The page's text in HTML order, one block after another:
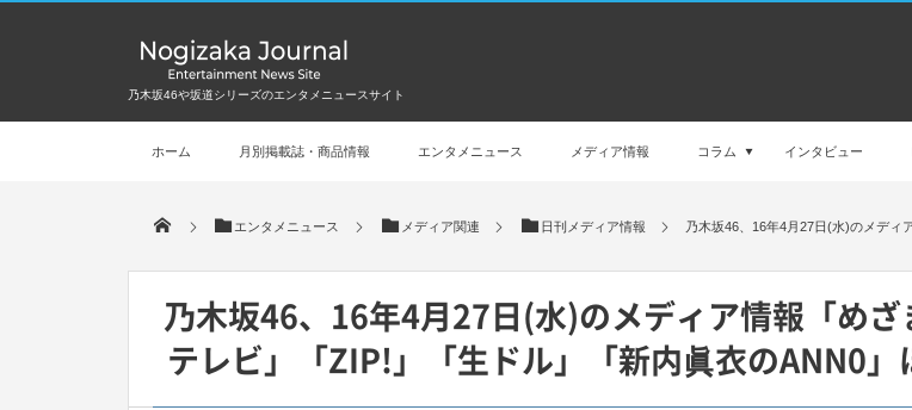
乃木坂46や坂道シリーズのエンタメニュースサイト
ホーム 月別掲載誌・商品情報 エンタメニュース メディア情報 コラム インタビュー
エンタメニュース メディア関連 日刊メディア情報 乃木坂46、16年4月27日(水)のメディ
乃木坂46、16年4月27日(水)のメディア情報「めざ
テレビ」「ZIP!」「生ドル」「新内眞衣のANN0」